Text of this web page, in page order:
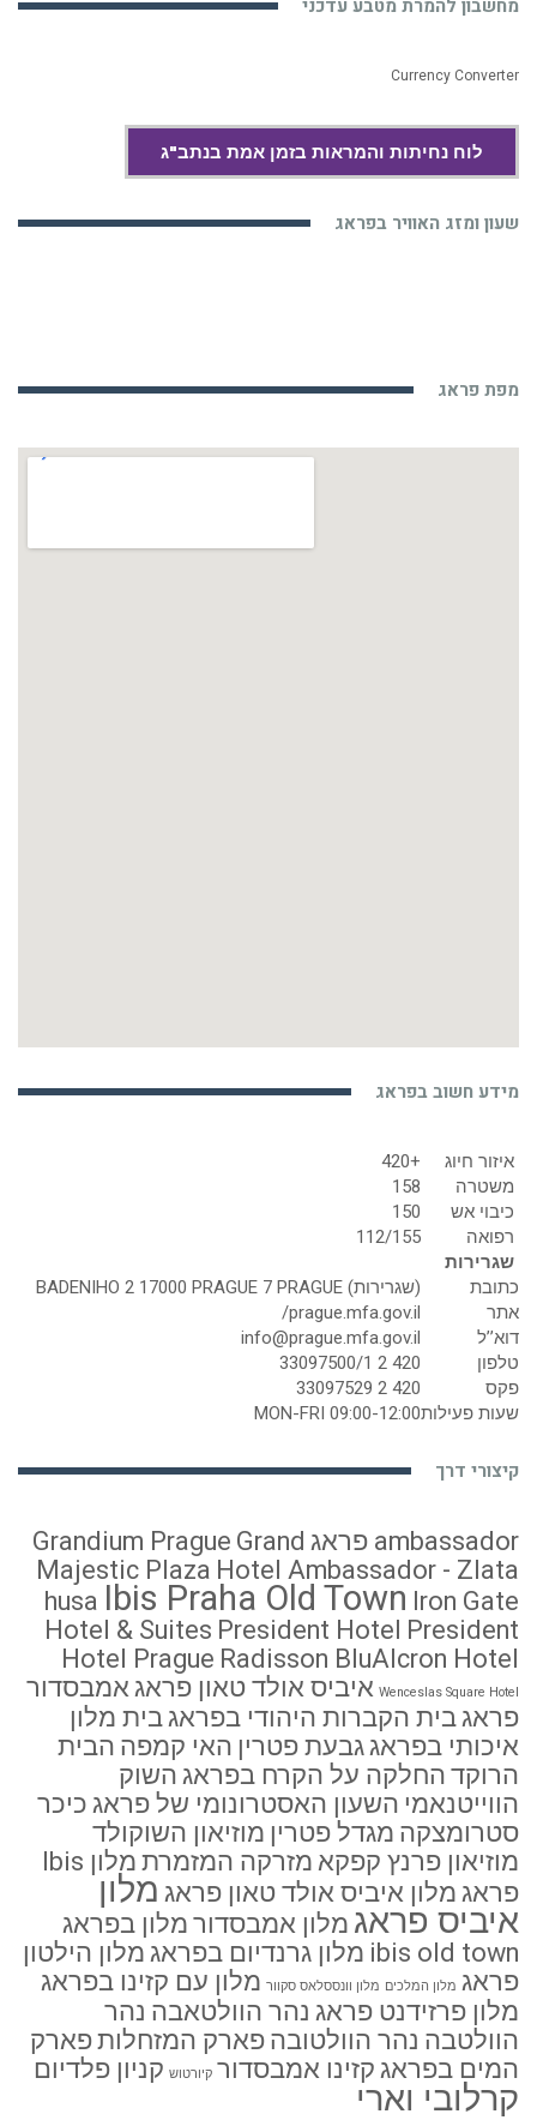
מחשבון להמרת מטבע עדכני
Currency Converter
לוח נחיתות והמראות בזמן אמת בנתב"ג
שעון ומזג האוויר בפראג
מפת פראג
מידע חשוב בפראג
איזור חיוג
+420
משטרה
158
כיבוי אש
150
רפואה
112/155
שגרירות
כתובת
(שגרירות) BADENIHO 2 17000 PRAGUE 7 PRAGUE
אתר
prague.mfa.gov.il/
דוא’’ל
info@prague.mfa.gov.il
טלפון
420 2 33097500/1
פקס
420 2 33097529
שעות פעילותMON-FRI 09:00-12:00
קיצורי דרך
ambassador פראג Grandium Prague Grand
Majestic Plaza Hotel Ambassador - Zlata
husa Ibis Praha Old Town Iron Gate
Hotel & Suites President Hotel President
Hotel Prague Radisson BluAlcron Hotel
Wenceslas Square Hotel איביס אולד טאון פראג אמבסדור
פראג בית הקברות היהודי בפראג בית מלון
איכותי בפראג גבעת פטרין האי קמפה הבית
הרוקד החלקה על הקרח בפראג השוק
הווייטנאמי השעון האסטרונומי של פראג כיכר
סטרומצקה מגדל פטרין מוזיאון השוקולד
מוזיאון פרנץ קפקא מזרקה המזמרת
מלון Ibis
פראג מלון איביס אולד טאון פראג מלון
איביס פראג מלון אמבסדור מלון בפראג
ibis old town מלון גרנדיום בפראג מלון הילטון
פראג מלון המלכים מלון וונססלאס סקוור מלון עם קזינו בפראג
מלון פרזידנט פראג נהר הוולטאבה נהר
הוולטבה נהר הוולטובה פארק המזחלותפארק
המים בפראג קזינו אמבסדור קיורטוש קניון פלדיום
קרלובי וארי